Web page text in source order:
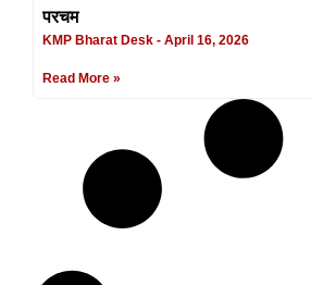
परचम
KMP Bharat Desk April 16, 2026
Read More »